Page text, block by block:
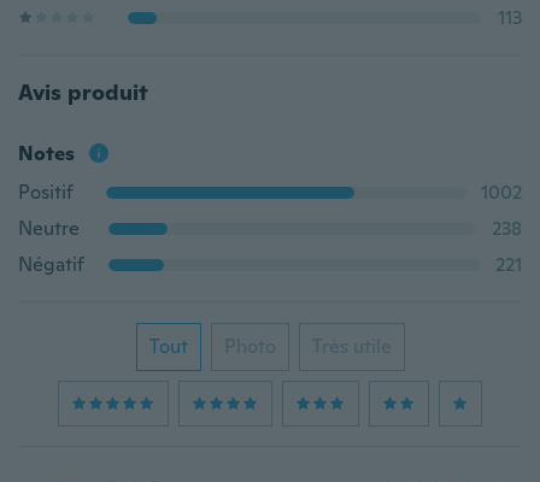
113
Avis produit
Notes
Positif
1002
Neutre
238
Négatif
221
Tout Photo Très utile